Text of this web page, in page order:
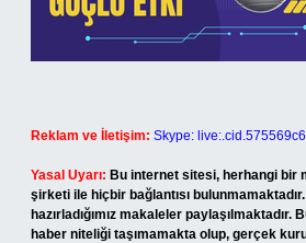
Reklam ve İletişim: Skype:
Yasal Uyarı: Bu internet sitesi, herhangi bir
şirketi ile hiçbir bağlantısı
hazırladığımız makaleler
haber niteliği taşımamakta olup, gerçek